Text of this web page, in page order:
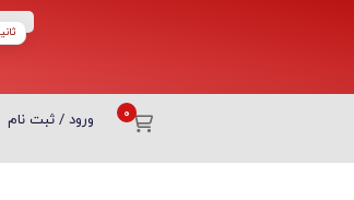
ورود / ثبت نام